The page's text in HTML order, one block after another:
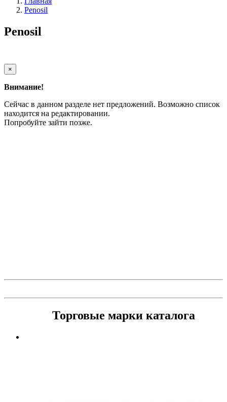
Penosil
Penosil
×
Внимание!
Сейчас в данном разделе нет предложений. Возможно список
находится на редактировании.
Попробуйте зайти позже.
Торговые марки каталога